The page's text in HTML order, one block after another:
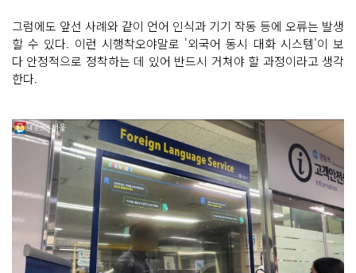
그럼에도 앞선 사례와 같이 언어 인식과 기기 작동 등에 오류는 발생
할 수 있다. 이런 시행착오야말로 '외국어 동시 대화 시스템'이 보
다 안정적으로 정착하는 데 있어 반드시 거쳐야 할 과정이라고 생각
한다.